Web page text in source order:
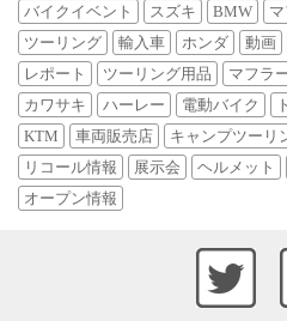
バイクイベント
スズキ BMW
ツーリング
輸入車 ホンダ 動画
レポート
ツーリング用品 マフラ
カワサキ
ハーレー 電動バイク
KTM
車両販売店 キャンプツーリ
リコール情報
展示会 ヘルメット
オープン情報